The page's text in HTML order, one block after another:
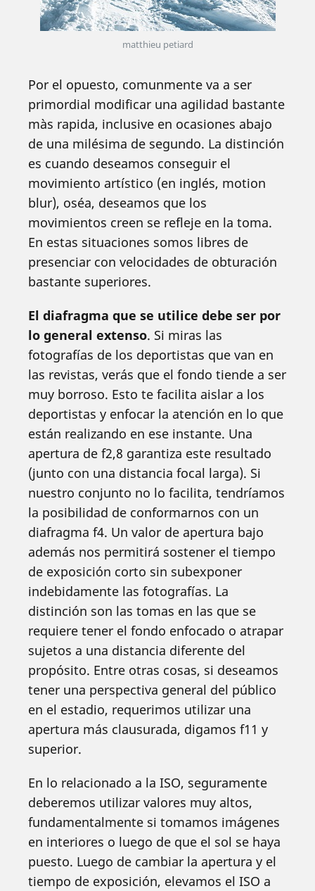
matthieu petiard
Por el opuesto, comunmente va a ser
primordial modificar una agilidad bastante
màs rapida, inclusive en ocasiones abajo
de una milésima de segundo. La distinción
es cuando deseamos conseguir el
movimiento artístico (en inglés, motion
blur), oséa, deseamos que los
movimientos creen se refleje en la toma.
En estas situaciones somos libres de
presenciar con velocidades de obturación
bastante superiores.
El diafragma que se utilice debe ser por
lo general extenso. Si miras las
fotografías de los deportistas que van en
las revistas, verás que el fondo tiende a ser
muy borroso. Esto te facilita aislar a los
deportistas y enfocar la atención en lo que
están realizando en ese instante. Una
apertura de f2,8 garantiza este resultado
(junto con una distancia focal larga). Si
nuestro conjunto no lo facilita, tendríamos
la posibilidad de conformarnos con un
diafragma f4. Un valor de apertura bajo
además nos permitirá sostener el tiempo
de exposición corto sin subexponer
indebidamente las fotografías. La
distinción son las tomas en las que se
requiere tener el fondo enfocado o atrapar
sujetos a una distancia diferente del
propósito. Entre otras cosas, si deseamos
tener una perspectiva general del público
en el estadio, requerimos utilizar una
apertura más clausurada, digamos f11 y
superior.
En lo relacionado a la ISO, seguramente
deberemos utilizar valores muy altos,
fundamentalmente si tomamos imágenes
en interiores o luego de que el sol se haya
puesto. Luego de cambiar la apertura y el
tiempo de exposición, elevamos el ISO a